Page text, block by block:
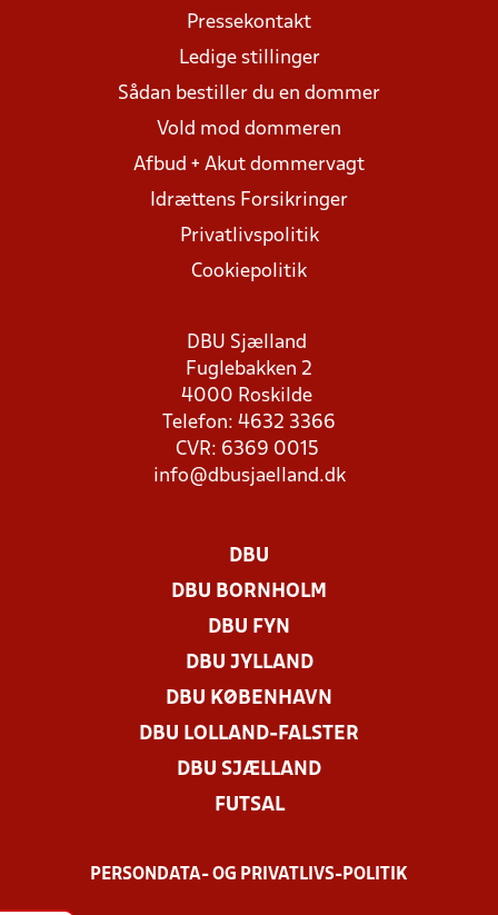
Pressekontakt
Ledige stillinger
Sådan bestiller du en dommer
Vold mod dommeren
Afbud + Akut dommervagt
Idrættens Forsikringer
Privatlivspolitik
Cookiepolitik
DBU Sjælland
Fuglebakken 2
4000 Roskilde
Telefon: 4632 3366
CVR: 6369 0015
info@dbusjaelland.dk
DBU
DBU BORNHOLM
DBU FYN
DBU JYLLAND
DBU KØBENHAVN
DBU LOLLAND-FALSTER
DBU SJÆLLAND
FUTSAL
PERSONDATA- OG PRIVATLIVS-POLITIK